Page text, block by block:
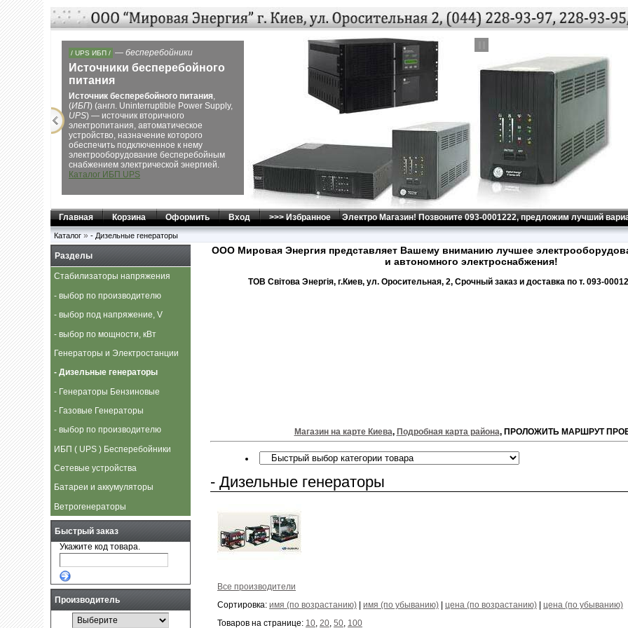
/ ЭЛЕКТРОГЕНЕРАТОРЫ /
газовые, дизельные
Электрогенераторы
Компания «Мировая Енергия»
предлагает широкий выбор
электрогенераторов
Dalgakiran, Kipor, Honda, Glendale:
бензиновых генераторов
генераторов игазовых
электростанцийдля разнообразных
индивидуальных и коммерческих нужд.
Каталог Генераторов
Главная Корзина Оформить Вход >>> Избранное Электро Магазин! Позвоните 093-0001222, предложим лучший
Каталог » - Дизельные генераторы
ООО Мировая Энергия представляет Вашему вниманию лучшее
и автономного электроснабжения!
ТОВ Свiтова Энергiя, г.Киев, ул. Оросительная, 2, Срочный заказ и доставка по т. 093-
Магазин на карте Киева, Подробная карта района, ПРОЛОЖИТЬ МАРШРУТ
- Дизельные генераторы
Все производители
Сортировка: имя (по возрастанию) имя (по убыванию) цена (по возрастанию)
цена (по убыванию)
Товаров на странице: 10, 20, 50, 100
Разделы
Стабилизаторы напряжения
- выбор по производителю
- выбор под напряжение, V
- выбор по мощности, кВт
Генераторы и Электростанции
- Дизельные генераторы
- Генераторы Бензиновые
- Газовые Генераторы
- выбор по производителю
ИБП ( UPS ) Бесперебойники
Сетевые устройства
Батареи и аккумуляторы
Ветрогенераторы
Быстрый заказ
Укажите код товара.
Производитель